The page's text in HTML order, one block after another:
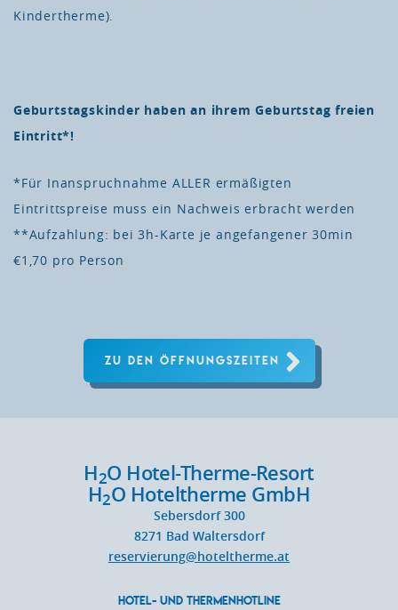
Kindertherme).
Geburtstagskinder haben an ihrem Geburtstag freien
Eintritt*!
*Für Inanspruchnahme ALLER ermäßigten
Eintrittspreise muss ein Nachweis erbracht werden
**Aufzahlung: bei 3h-Karte je angefangener 30min
€1,70 pro Person
ZU DEN ÖFFNUNGSZEITEN
H2O Hotel-Therme-Resort
H2O Hoteltherme GmbH
Sebersdorf 300
8271 Bad Waltersdorf
reservierung@hoteltherme.at
HOTEL- UND THERMENHOTLINE